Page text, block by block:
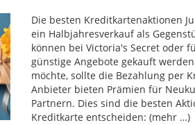
Die besten Kreditkartenaktionen
ein Halbjahresverkauf als
können bei Victoria's Secret oder
günstige Angebote gekauft
möchte, sollte die Bezahlung per
Anbieter bieten Prämien für
Partnern. Dies sind die besten
Kreditkarte entscheiden: (mehr …)